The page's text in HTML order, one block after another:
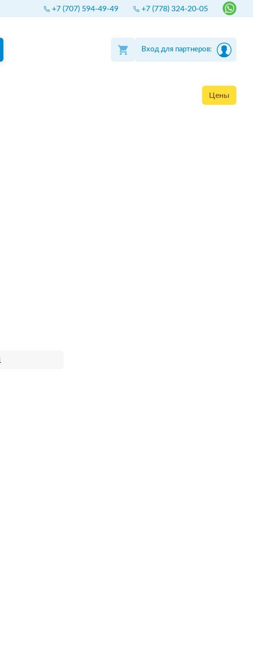
+7 (707) 594-49-49 +7 (778) 324-20-05
Вход для партнеров:
Цены